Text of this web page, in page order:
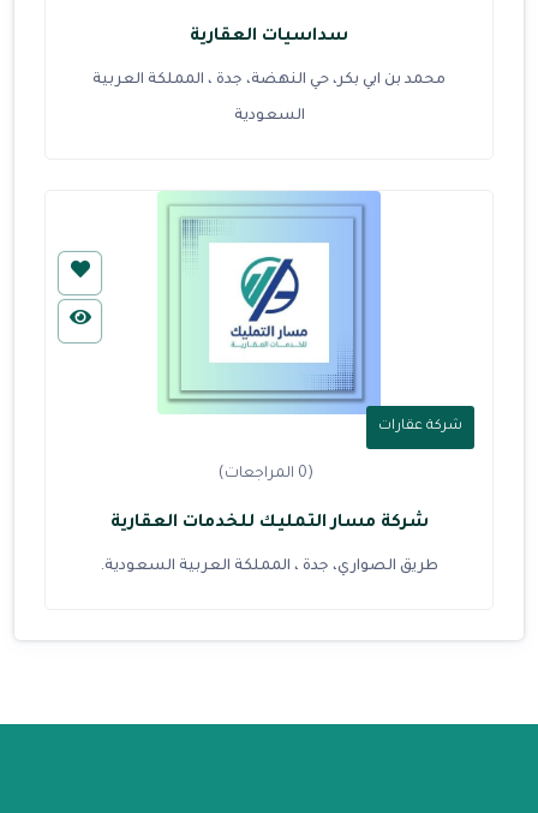
سداسيات العقارية
محمد بن ابي بكر، حي النهضة، جدة ، المملكة العربية
السعودية
شركة عقارات
(0 المراجعات)
شركة مسار التمليك للخدمات العقارية
طريق الصواري، جدة ، المملكة العربية السعودية.